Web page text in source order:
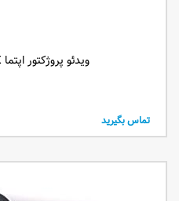
ویدئو پروژکتور اپتما OPTOMA M865X
تماس بگیرید